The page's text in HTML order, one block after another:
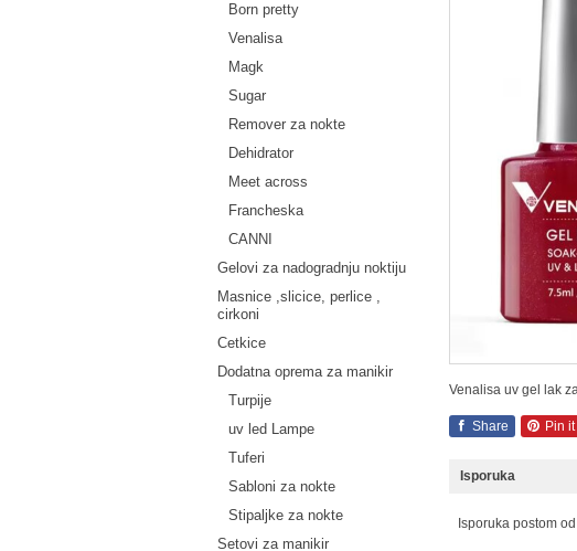
Born pretty
Venalisa
Magk
Sugar
Remover za nokte
Dehidrator
Meet across
Francheska
CANNI
Gelovi za nadogradnju noktiju
Masnice ,slicice, perlice ,
cirkoni
Cetkice
Dodatna oprema za manikir
Turpije
uv led Lampe
Tuferi
Sabloni za nokte
Stipaljke za nokte
Setovi za manikir
Venalisa uv gel lak
Share Pin it
Isporuka
Isporuka postom